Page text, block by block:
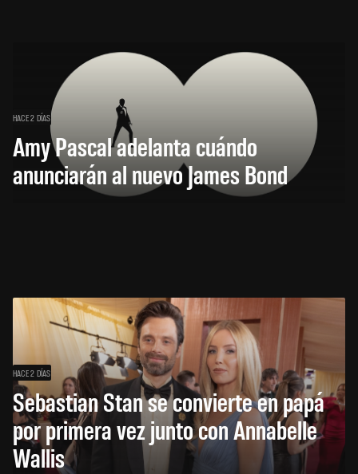
HACE 2 DÍAS
Amy Pascal adelanta cuándo
anunciarán al nuevo James Bond
HACE 2 DÍAS
Sebastian Stan se convierte en papá
por primera vez junto con Annabelle
Wallis